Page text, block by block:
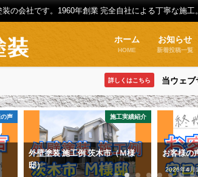
の会社です。1960年創業 完全自社による丁寧な施
ホーム
HOME
お知らせ
新着投稿一覧
詳しくはこちら 当ウェブ
の声 施工実績紹介
外壁塗装 施工例 茨木市（Ｍ様
邸）
お客様の
2026年4月